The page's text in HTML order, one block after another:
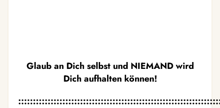
Glaub an Dich selbst und NIEMAND wird
Dich aufhalten können!